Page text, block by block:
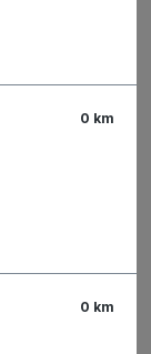
0 km
0 km